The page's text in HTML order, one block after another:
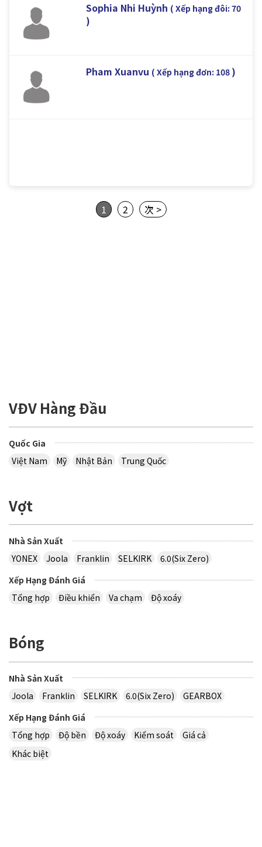
Sophia Nhi Huỳnh ( Xếp hạng đôi: 70
)
Pham Xuanvu ( Xếp hạng đơn: 108 )
1 2 次 >
VĐV Hàng Đầu
Quốc Gia
Việt Nam
Mỹ Nhật Bản Trung Quốc
Vợt
Nhà Sản Xuất
YONEX
Joola Franklin SELKIRK
6.0(Six Zero)
Xếp Hạng Đánh Giá
Tổng hợp
Điều khiển Va chạm Độ xoáy
Bóng
Nhà Sản Xuất
Joola
Franklin SELKIRK 6.0(Six Zero)
GEARBOX
Xếp Hạng Đánh Giá
Tổng hợp
Độ bền Độ xoáy Kiểm soát
Giá cả
Khác biệt